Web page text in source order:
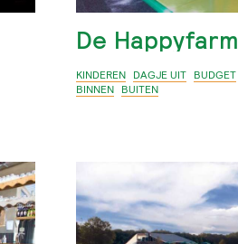
De Happyfarm
KINDEREN DAGJE UIT BUDGET
BINNEN BUITEN